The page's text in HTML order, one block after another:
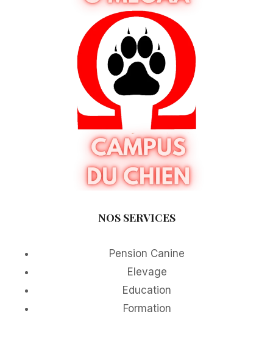
NOS SERVICES
Pension Canine
Elevage
Education
Formation